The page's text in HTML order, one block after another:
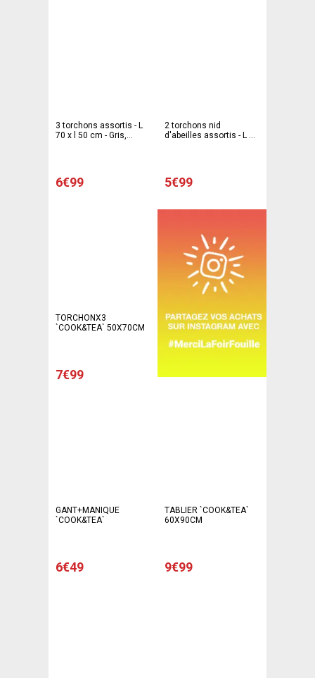
3 torchons assortis - L
70 x l 50 cm - Gris,
6€99
2 torchons nid
d'abeilles assortis - L 70
5€99
TORCHONX3
`COOK&TEA` 50X70CM
7€99
GANT+MANIQUE
`COOK&TEA`
6€49
TABLIER `COOK&TEA`
60X90CM
9€99